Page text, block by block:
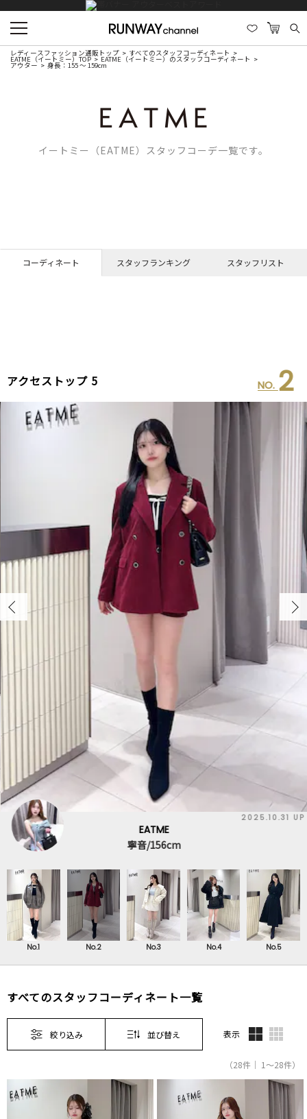
レディースファッション通販トップ すべてのスタッフコーディネート
EATME（イートミー）TOP EATME（イートミー）のスタッフコーディネート
アウター 身長：155 ～ 159cm
イートミー（EATME）スタッフコーデ一覧です。
コーディネート スタッフランキング スタッフリスト
アクセストップ 5 NO. 2
2025.10.31 UP
EATME
寧音/156cm
No.1 No.2 No.3 No.4 No.5
すべてのスタッフコーディネート一覧
絞り込み 並び替え 表示
（28件｜ 1～28件）